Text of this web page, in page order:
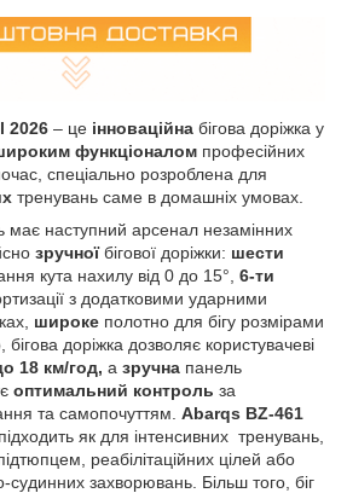
2026 – це інноваційна бігова доріжка у
функціоналом професійних
спеціально розроблена для
тренувань саме в домашніх умовах.
наступний арсенал незамінних
зручноїбігової доріжки: шести
кута нахилу від 0 до 15°, 6-ти
з додатковими ударними
широке полотно для бігу розмірами
доріжка дозволяє користувачеві
18 км/год, а зручна панель
оптимальний контроль за
та самопочуттям. Abarqs BZ-461
як для інтенсивних тренувань,
реабілітаційних цілей або
судинних захворювань. Більш того, біг